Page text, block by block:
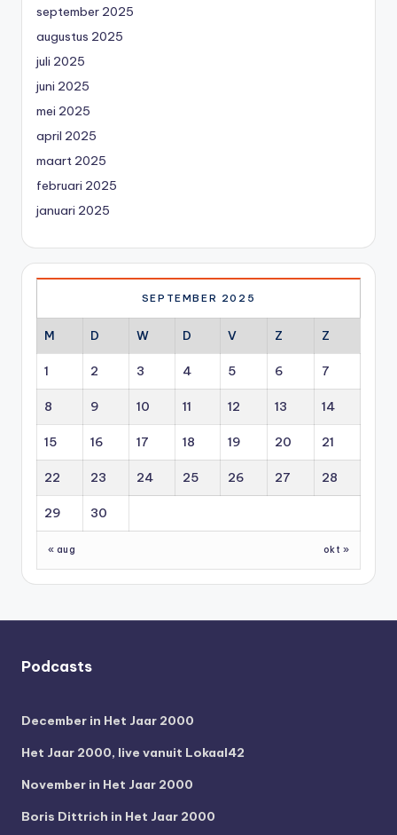
september 2025
augustus 2025
juli 2025
juni 2025
mei 2025
april 2025
maart 2025
februari 2025
januari 2025
SEPTEMBER 2025
M D W D V Z Z
1 2 3 4 5 6 7
8 9 10 11 12 13 14
15 16 17 18 19 20 21
22 23 24 25 26 27 28
29 30
« aug okt »
Podcasts
December in Het Jaar 2000
Het Jaar 2000, live vanuit Lokaal42
November in Het Jaar 2000
Boris Dittrich in Het Jaar 2000